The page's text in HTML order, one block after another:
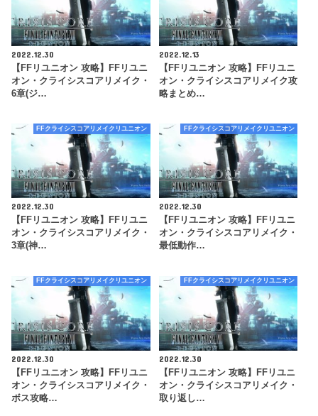
2022.12.30
【FFリユニオン 攻略】FFリユニ
オン・クライシスコアリメイク・
6章(ジ…
2022.12.13
【FFリユニオン 攻略】FFリユニ
オン・クライシスコアリメイク攻
略まとめ…
FFクライシスコアリメイクリユニオン
2022.12.30
【FFリユニオン 攻略】FFリユニ
オン・クライシスコアリメイク・
3章(神…
FFクライシスコアリメイクリユニオン
2022.12.30
【FFリユニオン 攻略】FFリユニ
オン・クライシスコアリメイク・
最低動作…
FFクライシスコアリメイクリユニオン
2022.12.30
【FFリユニオン 攻略】FFリユニ
オン・クライシスコアリメイク・
ボス攻略…
FFクライシスコアリメイクリユニオン
2022.12.30
【FFリユニオン 攻略】FFリユニ
オン・クライシスコアリメイク・
取り返し…